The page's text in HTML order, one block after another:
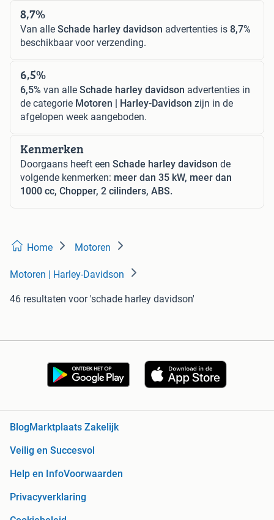
8,7%
Van alle Schade harley davidson advertenties is 8,7%
beschikbaar voor verzending.
6,5%
6,5% van alle Schade harley davidson advertenties in
de categorie Motoren | Harley-Davidson zijn in de
afgelopen week aangeboden.
Kenmerken
Doorgaans heeft een Schade harley davidson de
volgende kenmerken: meer dan 35 kW, meer dan
1000 cc, Chopper, 2 cilinders, ABS.
Home Motoren
Motoren | Harley-Davidson
46 resultaten voor 'schade harley davidson'
BlogMarktplaats Zakelijk
Veilig en Succesvol
Help en InfoVoorwaarden
Privacyverklaring